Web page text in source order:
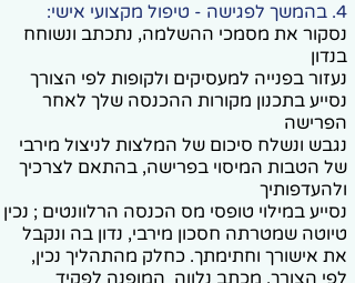
4. בהמשך לפגישה - טיפול מקצועי אישי:
נסקור את מסמכי ההשלמה, נתכתב ונשוחח
בנדון
נעזור בפנייה למעסיקים ולקופות לפי הצורך
נסייע בתכנון מקורות ההכנסה שלך לאחר
הפרישה
נגבש ונשלח סיכום של המלצות לניצול מירבי
של הטבות המיסוי בפרישה, בהתאם לצרכיך
ולהעדפותיך
נסייע במילוי טופסי מס הכנסה הרלוונטים ; נכין
טיוטה שמטרתה חסכון מירבי, נדון בה ונקבל
את אישורך וחתימתך. כחלק מהתהליך נכין,
לפי הצורך, מכתב נלווה המופנה לפקיד